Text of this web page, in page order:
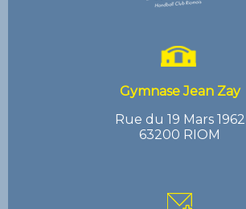
Gymnase Jean Zay
Rue du 19 Mars 1962
63200 RIOM